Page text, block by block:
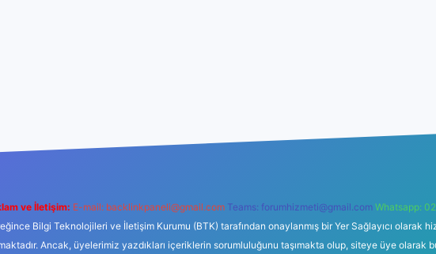
ve İletişim: E-mail: backlinkpaneli@gmail.com Teams: forumhizmeti@gmail.com Whatsapp:
Bilgi Teknolojileri ve İletişim Kurumu (BTK) tarafından onaylanmış bir Yer Sağlayıcı
Ancak, üyelerimiz yazdıkları içeriklerin sorumluluğunu taşımakta olup, siteye üye olarak